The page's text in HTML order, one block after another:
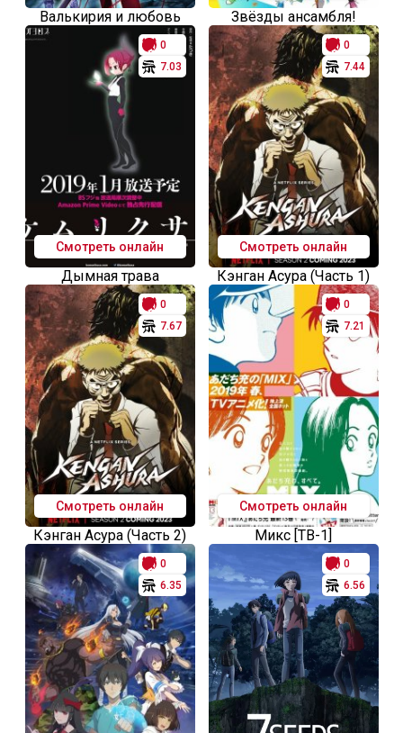
Валькирия и любовь Звёзды ансамбля!
0
7.03
Смотреть онлайн
Дымная трава
0
7.44
Смотреть онлайн
Кэнган Асура (Часть 1)
0
7.67
Смотреть онлайн
Кэнган Асура (Часть 2)
0
7.21
Смотреть онлайн
Микс [ТВ-1]
0
6.35
0
6.56